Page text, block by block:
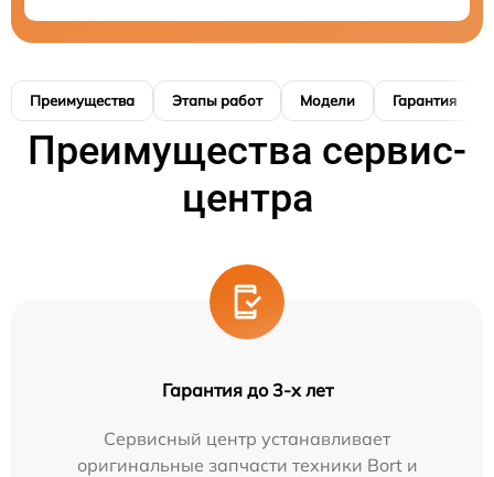
Преимущества Этапы работ Модели Гарантия
Преимущества сервис-
центра
Гарантия до 3-х лет
Сервисный центр устанавливает
оригинальные запчасти техники Bort и